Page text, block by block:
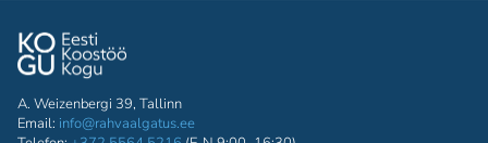
A. Weizenbergi 39, Tallinn
Email: info@rahvaalgatus.ee